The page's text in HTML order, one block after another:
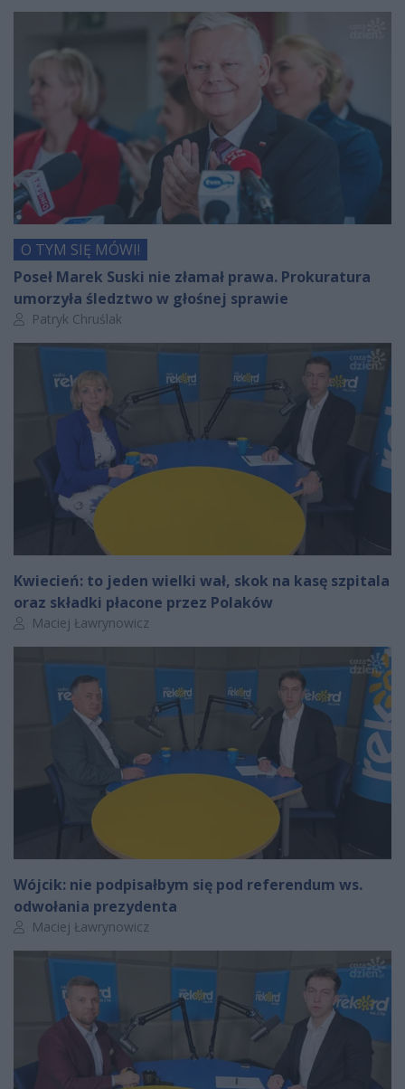
O TYM SIĘ MÓWI!
Poseł Marek Suski nie złamał prawa. Prokuratura
umorzyła śledztwo w głośnej sprawie
Autor artykułu:
Patryk Chruślak
Kwiecień: to jeden wielki wał, skok na kasę szpitala
oraz składki płacone przez Polaków
Autor artykułu:
Maciej Ławrynowicz
Wójcik: nie podpisałbym się pod referendum ws.
odwołania prezydenta
Autor artykułu:
Maciej Ławrynowicz